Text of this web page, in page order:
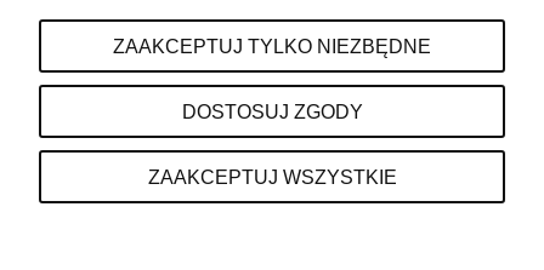
DANE KONTAKTOWE
NOON//NOON| Potrzebna 3/19, 02-448 Warszawa, woj.
mazowieckie | NIP: 8351485122 |kontakt@noonnoon.pl
780 144
ZAAKCEPTUJ TYLKO NIEZBĘDNE
DOSTOSUJ ZGODY
ZAAKCEPTUJ WSZYSTKIE